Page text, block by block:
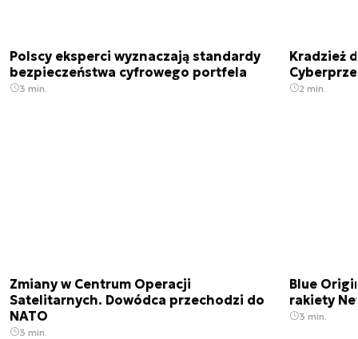
Polscy eksperci wyznaczają standardy
bezpieczeństwa cyfrowego portfela
3 min.
Kradzież
2 min.
Zmiany w Centrum Operacji
Satelitarnych. Dowódca przechodzi do
NATO
3 min.
Blue
rakiety
3 min.